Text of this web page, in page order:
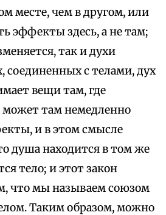
месте, чем в другом, или
эффекты здесь, а не там;
так и духи
соединенных с телами, дух
вещи там, где
может там немедленно
и в этом смысле
душа находится в том же
тело; и этот закон
что мы называем союзом
Таким образом, можно